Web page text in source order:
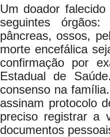
Um doador
seguintes
pâncreas, ossos,
morte encefálica
confirmação por
Estadual de
consenso na
assinam protocolo
preciso registrar a
documentos